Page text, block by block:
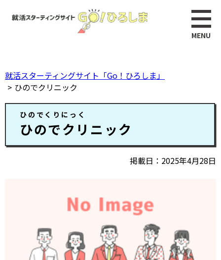
で
す。
就活スターティングサイト「Go！ひろしま」
ひのでクリニック
ひのでくりにっく
ひのでクリニック
掲載日 2025年4月28日